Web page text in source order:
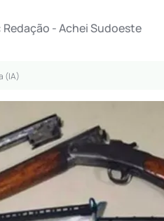
Redação - Achei Sudoeste
(IA)